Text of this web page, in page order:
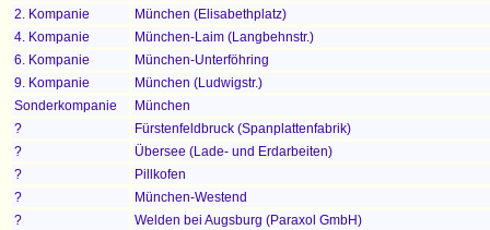
2. Kompanie
München (Elisabethplatz)
4. Kompanie
München-Laim (Langbehnstr.)
6. Kompanie
München-Unterföhring
9. Kompanie
München (Ludwigstr.)
Sonderkompanie
München
?
Fürstenfeldbruck (Spanplattenfabrik)
?
Übersee (Lade- und Erdarbeiten)
?
Pillkofen
?
München-Westend
?
Welden bei Augsburg (Paraxol GmbH)